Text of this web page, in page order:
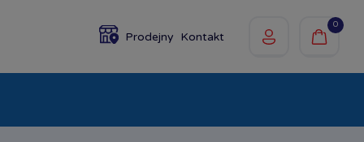
Prodejny Kontakt
0